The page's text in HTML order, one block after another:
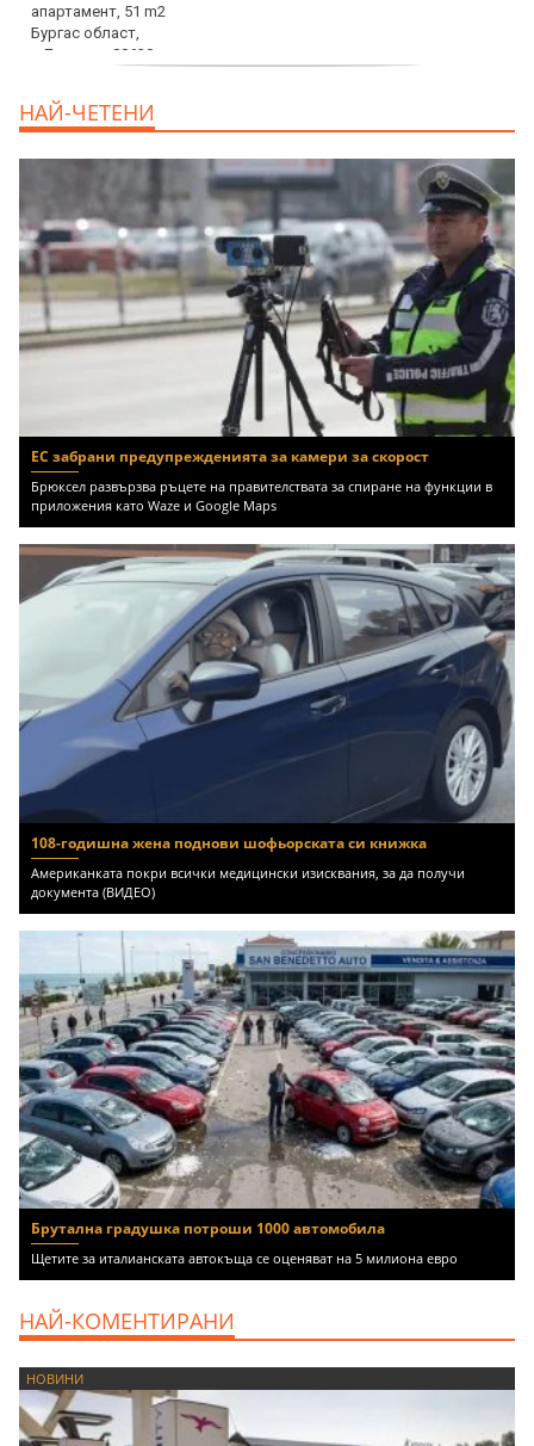
EUR
НАЙ-ЧЕТЕНИ
ЕС забрани предупрежденията за камери за скорост
Брюксел развързва ръцете на правителствата за спиране на функции в
приложения като Waze и Google Maps
108-годишна жена поднови шофьорската си книжка
Американката покри всички медицински изисквания, за да получи
документа (ВИДЕО)
Брутална градушка потроши 1000 автомобила
Щетите за италианската автокъща се оценяват на 5 милиона евро
НАЙ-КОМЕНТИРАНИ
НОВИНИ